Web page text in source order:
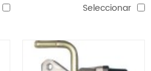
Seleccionar